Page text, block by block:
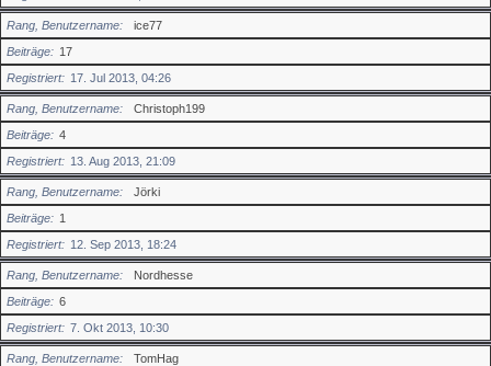
Rang, Benutzername
ice77
Beiträge
17
Registriert
17. Jul 2013, 04:26
Rang, Benutzername
Christoph199
Beiträge
4
Registriert
13. Aug 2013, 21:09
Rang, Benutzername
Jörki
Beiträge
1
Registriert
12. Sep 2013, 18:24
Rang, Benutzername
Nordhesse
Beiträge
6
Registriert
7. Okt 2013, 10:30
Rang, Benutzername
TomHag